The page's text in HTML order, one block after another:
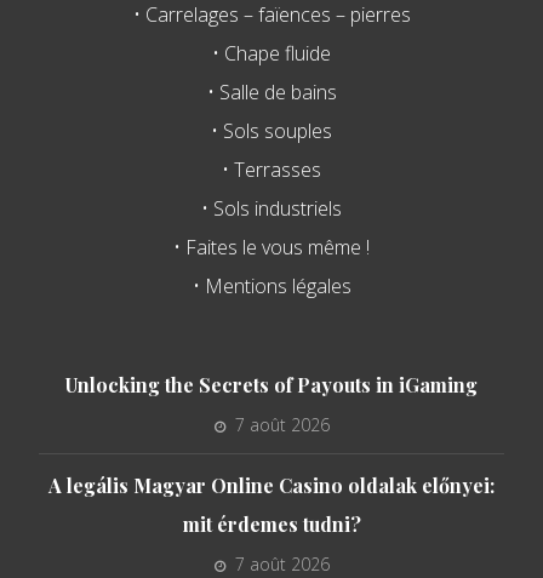
• Carrelages – faïences – pierres
• Chape fluide
• Salle de bains
• Sols souples
• Terrasses
• Sols industriels
• Faites le vous même !
• Mentions légales
Unlocking the Secrets of Payouts in iGaming
7 août 2026
A legális Magyar Online Casino oldalak előnyei:
mit érdemes tudni?
7 août 2026